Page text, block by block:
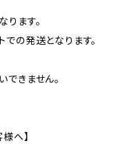
ます。
の発送となります。
きません。
へ】